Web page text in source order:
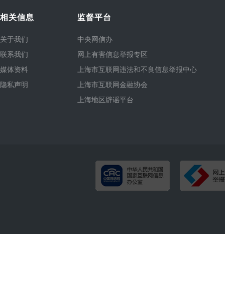
相关信息
关于我们
联系我们
媒体资料
隐私声明
监督平台
中央网信办
网上有害信息举报专区
上海市互联网违法和不良信息举报中心
上海市互联网金融协会
上海地区辟谣平台